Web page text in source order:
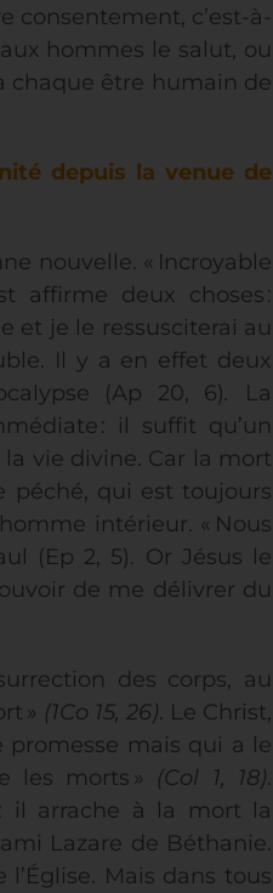
consentement, c’est-à-
hommes le salut, ou
chaque être humain de
depuis la venue de
nouvelle. « Incroyable
affirme deux choses :
et je le ressusciterai au
Il y a en effet deux
(Ap 20, 6).
La
: il suffit qu’un
vie divine. Car la mort
péché, qui est toujours
intérieur. « Nous
(Ep 2, 5). Or Jésus le
de me délivrer du
des corps, au
» (1Co 15, 26). Le Christ,
promesse mais qui a le
les morts » (Col 1, 18).
il arrache à la mort la
Lazare de Béthanie.
Mais dans tous